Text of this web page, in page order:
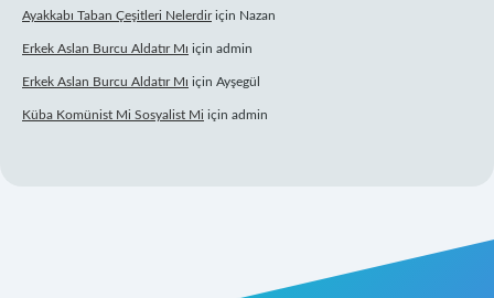
Ayakkabı Taban Çeşitleri Nelerdiriçin Nazan
Erkek Aslan Burcu Aldatır Mı için admin
Erkek Aslan Burcu Aldatır Mı için Ayşegül
Küba Komünist Mi Sosyalist Mi için admin